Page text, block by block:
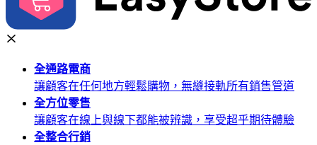
全通路電商
讓顧客在任何地方輕鬆購物，無縫接軌所有銷售管道
全方位零售
讓顧客在線上與線下都能被辨識，享受超乎期待體驗
全整合行銷